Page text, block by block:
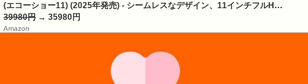
(エコーショー11) (2025年発売) - シームレスなデザイン、11インチフルH…
39980円 → 35980円
Amazon